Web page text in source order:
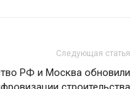
Следующая статья
РФ и Москва обновили